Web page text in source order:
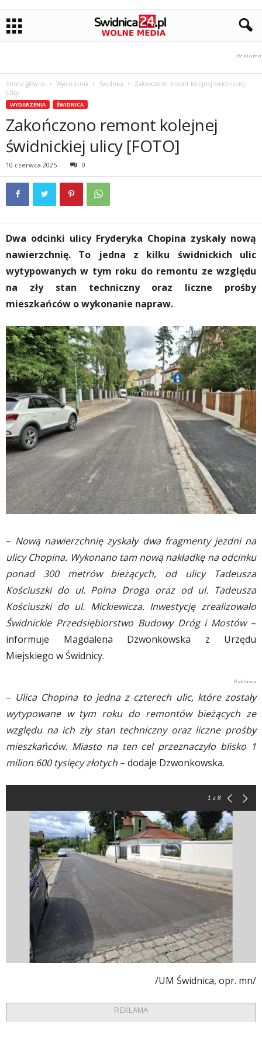
Strona główna Wydarzenia Świdnica
Zakończono remont kolejnej świdnickiej
ulicy
WYDARZENIA ŚWIDNICA
Zakończono remont kolejnej
świdnickiej ulicy [FOTO]
10 czerwca 2025 0
Dwa odcinki ulicy Fryderyka Chopina zyskały nową
nawierzchnię. To jedna z kilku świdnickich ulic
wytypowanych w tym roku do remontu ze względu
na zły stan techniczny oraz liczne prośby
mieszkańców o wykonanie napraw.
– Nową nawierzchnię zyskały dwa fragmenty jezdni na
ulicy Chopina. Wykonano tam nową nakładkę na odcinku
ponad 300 metrów bieżących, od ulicy Tadeusza
Kościuszki do ul. Polna Droga oraz od ul. Tadeusza
Kościuszki do ul. Mickiewicza. Inwestycję zrealizowało
Świdnickie Przedsiębiorstwo Budowy Dróg i Mostów–
informuje Magdalena Dzwonkowska z Urzędu
Miejskiego w Świdnicy.
– Ulica Chopina to jedna z czterech ulic, które zostały
wytypowane w tym roku do remontów bieżących ze
względu na ich zły stan techniczny oraz liczne prośby
mieszkańców. Miasto na ten cel przeznaczyło blisko 1
milion 600 tysięcy złotych – dodaje Dzwonkowska.
1 z 8
/UM Świdnica, opr. mn/
REKLAMA